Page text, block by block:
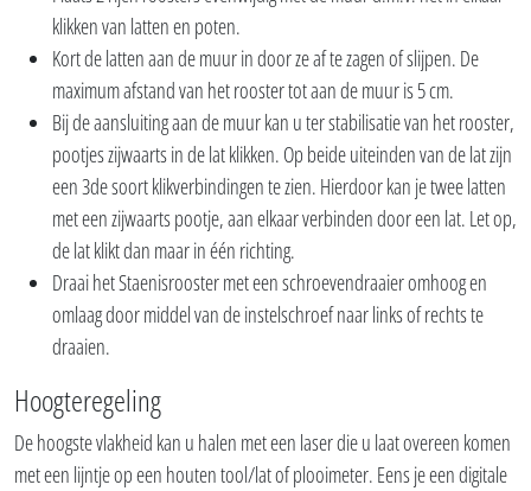
klikken van latten en poten.
Kort de latten aan de muur in door ze af te zagen of slijpen. De
maximum afstand van het rooster tot aan de muur is 5 cm.
Bij de aansluiting aan de muur kan u ter stabilisatie van het rooster,
pootjes zijwaarts in de lat klikken. Op beide uiteinden van de lat zijn
een 3de soort klikverbindingen te zien. Hierdoor kan je twee latten
met een zijwaarts pootje, aan elkaar verbinden door een lat. Let op,
de lat klikt dan maar in één richting.
Draai het Staenisrooster met een schroevendraaier omhoog en
omlaag door middel van de instelschroef naar links of rechts te
draaien.
Hoogteregeling
De hoogste vlakheid kan u halen met een laser die u laat overeen komen
met een lijntje op een houten tool/lat of plooimeter. Eens je een digitale